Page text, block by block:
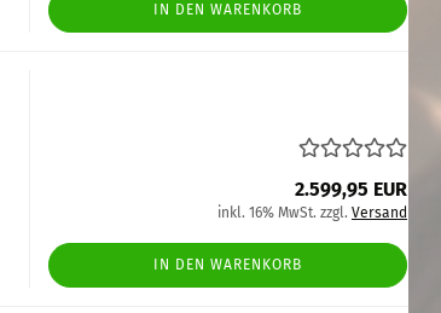
IN DEN WARENKORB
2.599,95 EUR
inkl. 16% MwSt. zzgl. Versand
IN DEN WARENKORB